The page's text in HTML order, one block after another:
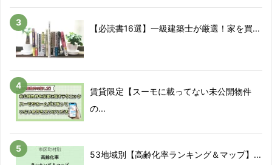
2019/02 -6.7%
2019/03
2019/05
2019/06 -13.2%
【必読書16選】一級建築士が厳選！家を買...
賃貸限定【スーモに載ってない未公開物件
の...
53地域別【高齢化率ランキング＆マップ】...